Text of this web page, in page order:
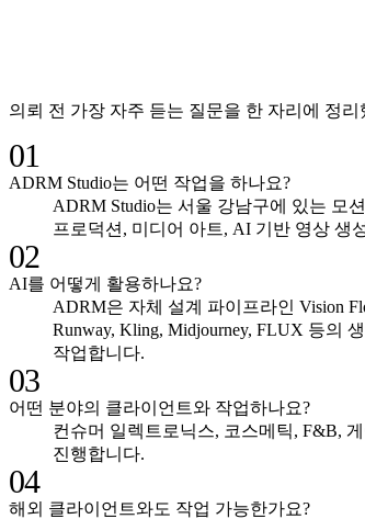
의뢰 전 가장 자주 듣는 질문을 한 자리에 정리
01
ADRM Studio는 어떤 작업을 하나요?
ADRM Studio는 서울 강남구에 있는 모
프로덕션, 미디어 아트, AI 기반 영상 생
02
AI를 어떻게 활용하나요?
ADRM은 자체 설계 파이프라인 Vision
Runway, Kling, Midjourney, FLUX 등의
작업합니다.
03
어떤 분야의 클라이언트와 작업하나요?
컨슈머 일렉트로닉스, 코스메틱, F&B,
진행합니다.
04
해외 클라이언트와도 작업 가능한가요?